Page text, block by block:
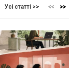
Усі статті >>